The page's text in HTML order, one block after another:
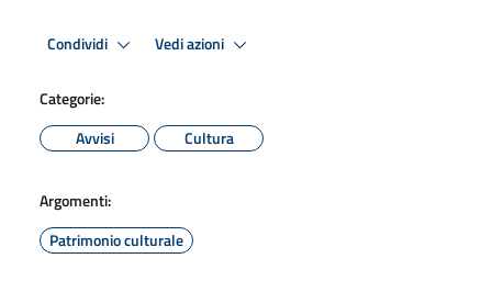
Condividi Vedi azioni
Categorie:
Avvisi
Cultura
Argomenti:
Patrimonio culturale